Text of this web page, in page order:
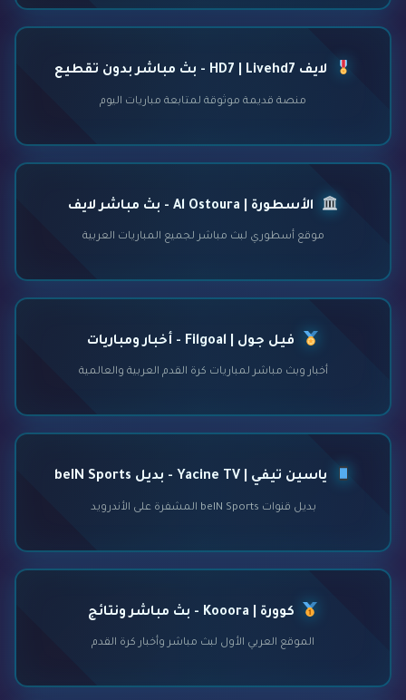
لايف HD7 | Livehd7 - بث مباشر بدون تقطيع
منصة قديمة موثوقة لمتابعة مباريات اليوم
الأسطورة | Al Ostoura - بث مباشر لايف
موقع أسطوري لبث مباشر لجميع المباريات العربية
فيل جول | Filgoal - أخبار ومباريات
أخبار وبث مباشر لمباريات كرة القدم العربية والعالمية
ياسين تيفي | Yacine TV - بديل beIN Sports
بديل قنوات beIN Sports المشفرة على الأندرويد
كوورة | Kooora - بث مباشر ونتائج
الموقع العربي الأول لبث مباشر وأخبار كرة القدم